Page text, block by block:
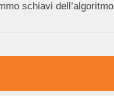
schiavi dell’algoritmo